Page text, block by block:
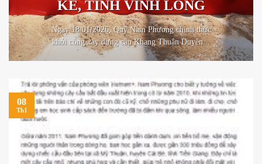
KÈ, TỈNH VĨNH LONG
Ngày 18/01/2026, Quỹ Nam Phương chính thức
khởi công xây dựng cầu Khang Thuận Duyên...
08
Th1